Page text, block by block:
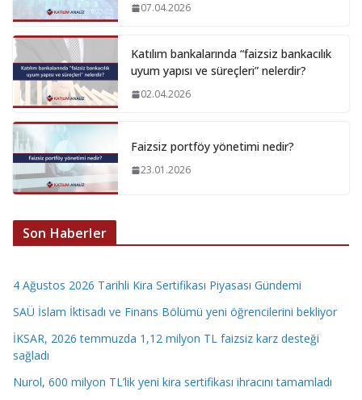
07.04.2026
Katılım bankalarında “faizsiz bankacılık
uyum yapısı ve süreçleri” nelerdir?
02.04.2026
Faizsiz portföy yönetimi nedir?
23.01.2026
Son Haberler
4 Ağustos 2026 Tarihli Kira Sertifikası Piyasası Gündemi
SAÜ İslam İktisadı ve Finans Bölümü yeni öğrencilerini bekliyor
İKSAR, 2026 temmuzda 1,12 milyon TL faizsiz karz desteği
sağladı
Nurol, 600 milyon TL’lik yeni kira sertifikası ihracını tamamladı